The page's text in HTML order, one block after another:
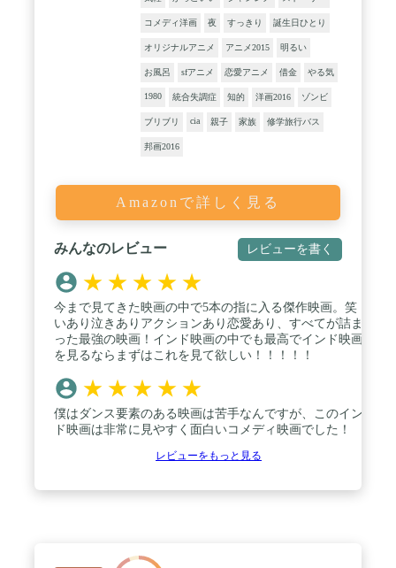
コメディ洋画 夜 すっきり 誕生日ひとり
オリジナルアニメ アニメ2015 明るい
お風呂 sfアニメ 恋愛アニメ 借金 やる気
1980 統合失調症 知的 洋画2016 ゾンビ
ブリブリ cia 親子 家族 修学旅行バス
邦画2016
Amazonで詳しく見る
みんなのレビュー レビューを書く
★ ★ ★ ★ ★
今まで見てきた映画の中で5本の指に入る傑作映画。笑
いあり泣きありアクションあり恋愛あり、すべてが詰ま
った最強の映画！インド映画の中でも最高でインド映画
を見るならまずはこれを見て欲しい！！！！！
★ ★ ★ ★ ★
僕はダンス要素のある映画は苦手なんですが、このイン
ド映画は非常に見やすく面白いコメディ映画でした！
レビューをもっと見る